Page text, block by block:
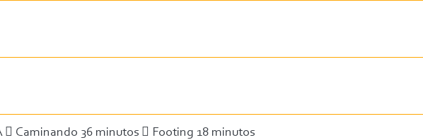
 Caminando 36 minutos  Footing 18 minutos